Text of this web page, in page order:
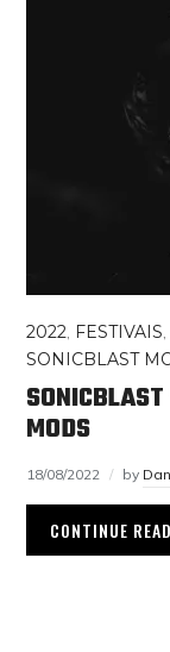
2022 FESTIVAIS
SONICBLAST
MODS
18/08/2022 by
CONTINUE